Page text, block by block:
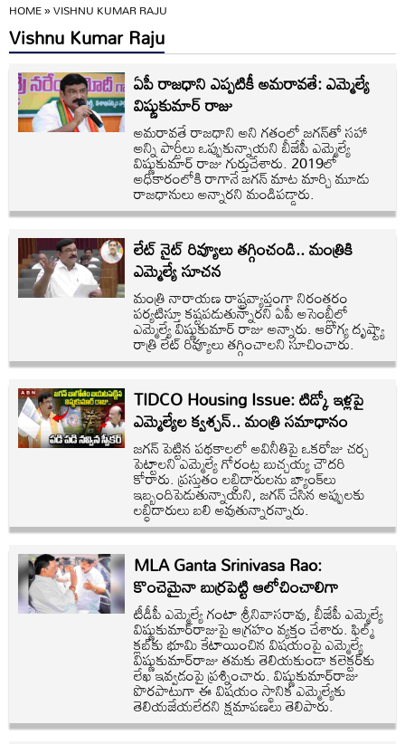
HOME»VISHNU KUMAR RAJU
Vishnu Kumar Raju
ఏపీ రాజధాని ఎప్పటికీ అమరావతే: ఎమ్మెల్యే
విష్ణుకుమార్ రాజు
అమరావతే రాజధాని అని గతంలో జగన్‌తో సహా
అన్ని పార్టీలు ఒప్పుకున్నాయని బీజేపీ ఎమ్మెల్యే
విష్ణుకుమార్ రాజు గుర్తుచేశారు. 2019లో
అధికారంలోకి రాగానే జగన్ మాట మార్చి మూడు
రాజధానులు అన్నారని మండిపడ్డారు.
లేట్‌ నైట్ రివ్యూలు తగ్గించండి.. మంత్రికి
ఎమ్మెల్యే సూచన
మంత్రి నారాయణ రాష్ట్రవ్యాప్తంగా నిరంతరం
పర్యటిస్తూ కష్టపడుతున్నారని ఏపీ అసెంబ్లీలో
ఎమ్మెల్యే విష్ణుకుమార్ రాజు అన్నారు. ఆరోగ్య దృష్ట్యా
రాత్రి లేట్ రివ్యూలు తగ్గించాలని సూచించారు.
TIDCO Housing Issue: టిడ్కో ఇళ్లపై
ఎమ్మెల్యేల క్వశ్చన్.. మంత్రి సమాధానం
జగన్ పెట్టిన పథకాలలో అవినీతిపై ఒకరోజు చర్చ
పెట్టాలని ఎమ్మెల్యే గోరంట్ల బుచ్చయ్య చౌదరి
కోరారు. ప్రస్తుతం లబ్ధిదారులను బ్యాంక్‌లు
ఇబ్బందిపెడుతున్నాయని, జగన్ చేసిన అప్పులకు
లబ్ధిదారులు బలి అవుతున్నారన్నారు.
MLA Ganta Srinivasa Rao:
కొంచెమైనా బుర్రపెట్టి ఆలోచించాలిగా
టీడీపీ ఎమ్మెల్యే గంటా శ్రీనివాసరావు, బీజేపీ ఎమ్మెల్యే
విష్ణుకుమార్‌రాజుపై ఆగ్రహం వ్యక్తం చేశారు. ఫిల్మ్‌
క్లబ్‌కు భూమి కేటాయించిన విషయంపై ఎమ్మెల్యే
విష్ణుకుమార్‌రాజు తమకు తెలియకుండా కలెక్టర్‌కు
లేఖ ఇవ్వడంపై ప్రశ్నించారు. విష్ణుకుమార్‌రాజు
పొరపాటుగా ఈ విషయం స్థానిక ఎమ్మెల్యేకు
తెలియజేయలేదని క్షమాపణలు తెలిపారు.